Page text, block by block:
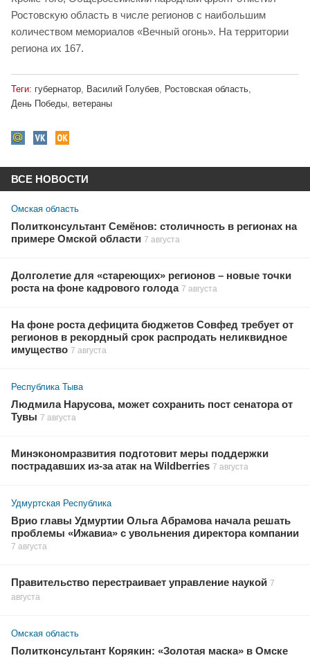
Ростовскую область в числе регионов с наибольшим
количеством мемориалов «Вечный огонь». На территории
региона их 167.
Теги: губернатор Василий Голубев Ростовская область
День Победы, ветераны
ВСЕ НОВОСТИ
Омская область
Политконсультант Семёнов: столичность в регионах на
примере Омской области 7 августа
Долголетие для «стареющих» регионов – новые точки
роста на фоне кадрового голода 7 августа
На фоне роста дефицита бюджетов Совфед требует от
регионов в рекордный срок распродать неликвидное
имущество 7 августа
Республика Тыва
Людмила Нарусова, может сохранить пост сенатора от
Тувы 7 августа
Минэкономразвития подготовит меры поддержки
пострадавших из-за атак на Wildberries 7 августа
Удмуртская Республика
Врио главы Удмуртии Ольга Абрамова начала решать
проблемы «Ижавиа» с увольнения директора компании
7 августа
Правительство перестраивает управление наукой 7
августа
Омская область
Политконсультант Корякин: «Золотая маска» в Омске